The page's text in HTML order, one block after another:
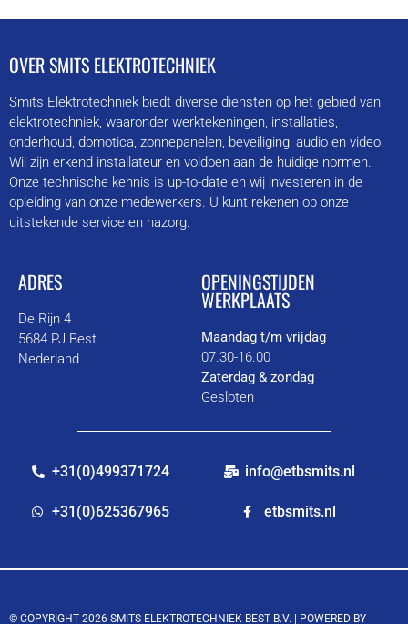
OVER SMITS ELEKTROTECHNIEK
Smits Elektrotechniek biedt diverse diensten op het gebied van
elektrotechniek, waaronder werktekeningen, installaties,
onderhoud, domotica, zonnepanelen, beveiliging, audio en video.
Wij zijn erkend installateur en voldoen aan de huidige normen.
Onze technische kennis is up-to-date en wij investeren in de
opleiding van onze medewerkers. U kunt rekenen op onze
uitstekende service en nazorg.
ADRES
De Rijn 4
5684 PJ Best
Nederland
OPENINGSTIJDEN
WERKPLAATS
Maandag t/m vrijdag
07.30-16.00
Zaterdag & zondag
Gesloten
+31(0)499371724
+31(0)625367965
info@etbsmits.nl
etbsmits.nl
© COPYRIGHT 2026 SMITS ELEKTROTECHNIEK BEST B.V. | POWERED BY